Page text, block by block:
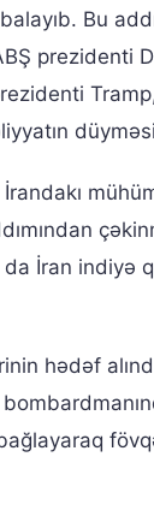
Bu
prezidenti
Tramp,
İran indiyə
hədəf